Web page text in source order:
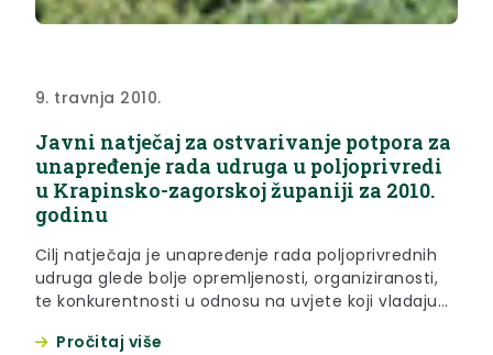
9. travnja 2010.
Javni natječaj za ostvarivanje potpora za
unapređenje rada udruga u poljoprivredi
u Krapinsko-zagorskoj županiji za 2010.
godinu
Cilj natječaja je unapređenje rada poljoprivrednih
udruga glede bolje opremljenosti, organiziranosti,
te konkurentnosti u odnosu na uvjete koji vladaju
Pročitaj više